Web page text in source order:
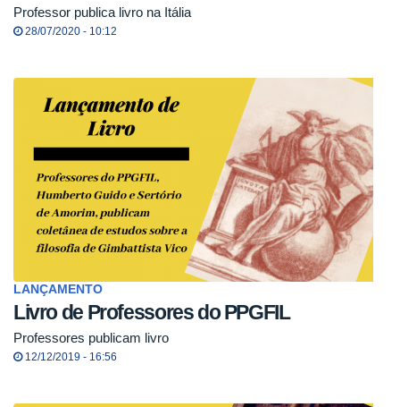
Professor publica livro na Itália
28/07/2020 - 10:12
LANÇAMENTO
Livro de Professores do PPGFIL
Professores publicam livro
12/12/2019 - 16:56